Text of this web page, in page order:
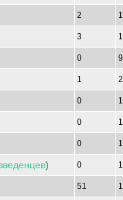
2
3
0
1
0
0
0
) 0
51